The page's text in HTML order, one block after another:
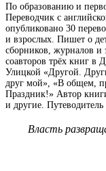
По образованию и
Переводчик с
опубликовано 30
и взрослых. Пишет о
сборников, журналов
соавторов трёх книг в
Улицкой «Другой.
друг мой», «В общем,
Праздник!» Автор
и другие.
Власть